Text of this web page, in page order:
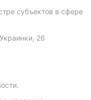
субъектов в сфере
26